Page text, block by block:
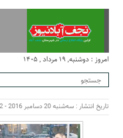
امروز : دوشنبه, ۱۹ مرداد , ۱۴۰۵
تاریخ انتشار : سه‌شنبه 20 دسامبر 2016 - 4:22